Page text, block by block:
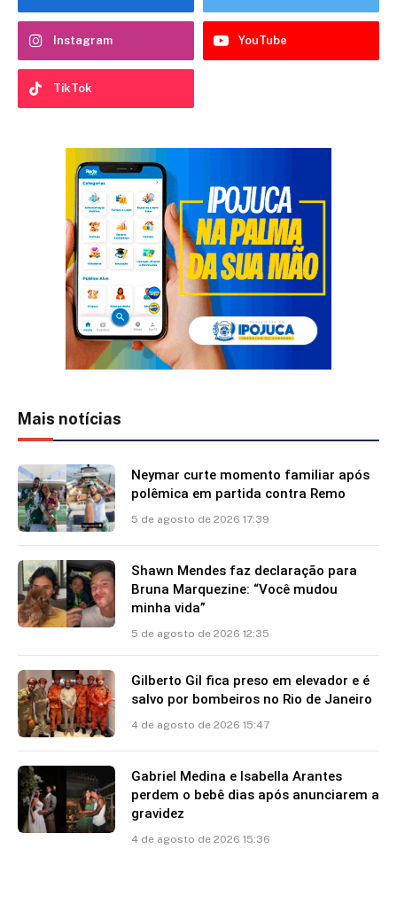
Instagram YouTube
TikTok
Mais notícias
Neymar curte momento familiar após
polêmica em partida contra Remo
5 de agosto de 2026 17:39
Shawn Mendes faz declaração para
Bruna Marquezine: “Você mudou
minha vida”
5 de agosto de 2026 12:35
Gilberto Gil fica preso em elevador e é
salvo por bombeiros no Rio de Janeiro
4 de agosto de 2026 15:47
Gabriel Medina e Isabella Arantes
perdem o bebê dias após anunciarem a
gravidez
4 de agosto de 2026 15:36